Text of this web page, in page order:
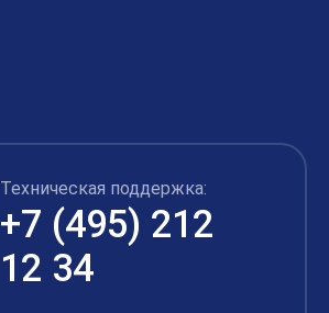
Техническая поддержка:
+7 (495) 212
12 34